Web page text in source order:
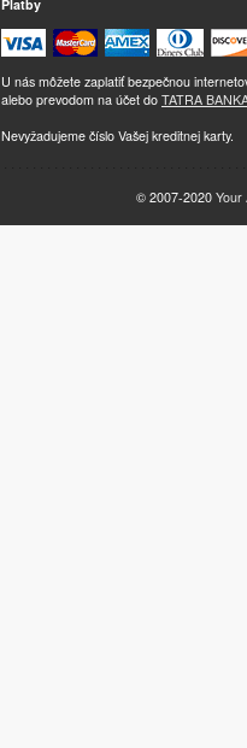
Platby
U nás môžete zaplatiť bezpečnou
alebo prevodom na účet do TATRA
Nevyžadujeme číslo Vašej kreditnej karty.
© 2007-2020 Your